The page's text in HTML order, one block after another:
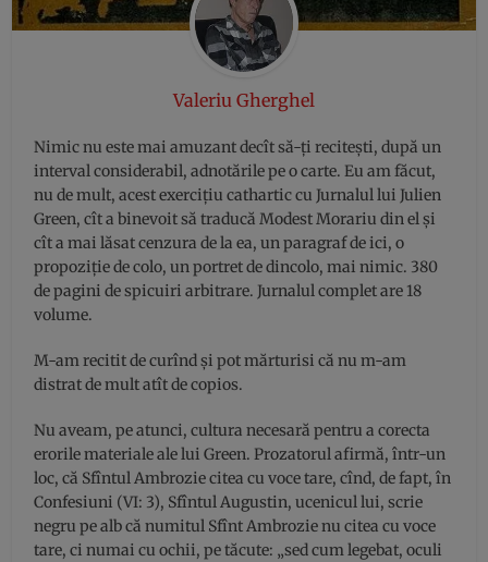
Valeriu Gherghel
Nimic nu este mai amuzant decît să-ți recitești, după un
interval considerabil, adnotările pe o carte. Eu am făcut,
nu de mult, acest exercițiu cathartic cu Jurnalul lui Julien
Green, cît a binevoit să traducă Modest Morariu din el și
cît a mai lăsat cenzura de la ea, un paragraf de ici, o
propoziție de colo, un portret de dincolo, mai nimic. 380
de pagini de spicuiri arbitrare. Jurnalul complet are 18
volume.
M-am recitit de curînd și pot mărturisi că nu m-am
distrat de mult atît de copios.
Nu aveam, pe atunci, cultura necesară pentru a corecta
erorile materiale ale lui Green. Prozatorul afirmă, într-un
loc, că Sfîntul Ambrozie citea cu voce tare, cînd, de fapt, în
Confesiuni (VI: 3), Sfîntul Augustin, ucenicul lui, scrie
negru pe alb că numitul Sfînt Ambrozie nu citea cu voce
tare, ci numai cu ochii, pe tăcute: „sed cum legebat, oculi